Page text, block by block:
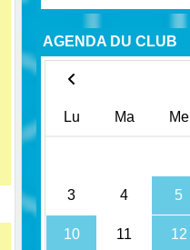
AGENDA DU CLUB
Lu Ma Me
3 4 5
10 11 12